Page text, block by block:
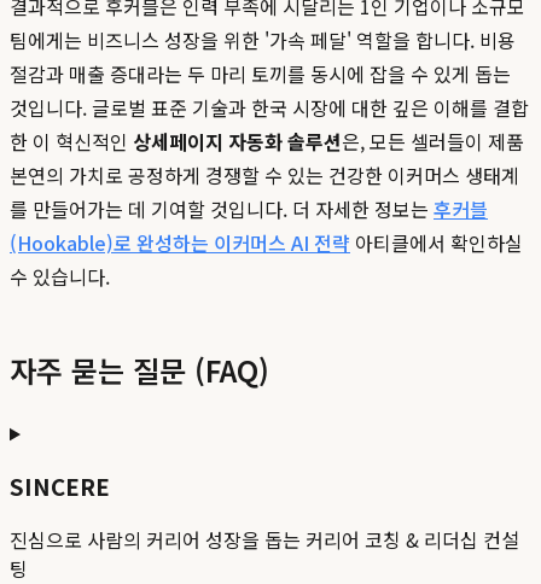
결과적으로 후커블은 인력 부족에 시달리는 1인 기업이나 소규모
팀에게는 비즈니스 성장을 위한 '가속 페달' 역할을 합니다. 비용
절감과 매출 증대라는 두 마리 토끼를 동시에 잡을 수 있게 돕는
것입니다. 글로벌 표준 기술과 한국 시장에 대한 깊은 이해를 결합
한 이 혁신적인 상세페이지 자동화 솔루션은, 모든 셀러들이 제품
본연의 가치로 공정하게 경쟁할 수 있는 건강한 이커머스 생태계
를 만들어가는 데 기여할 것입니다. 더 자세한 정보는 후커블
(Hookable)로 완성하는 이커머스 AI 전략 아티클에서 확인하실
수 있습니다.
자주 묻는 질문 (FAQ)
SINCERE
진심으로 사람의 커리어 성장을 돕는 커리어 코칭 & 리더십 컨설
팅